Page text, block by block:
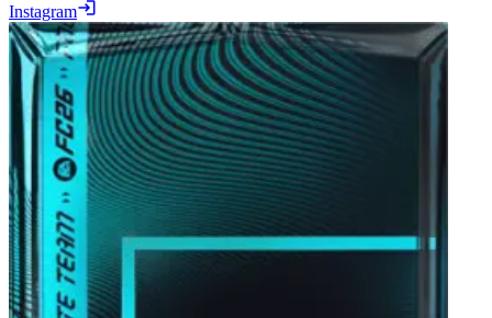
Instagram